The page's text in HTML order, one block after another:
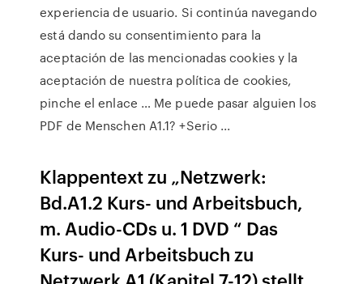
experiencia de usuario. Si continúa navegando
está dando su consentimiento para la
aceptación de las mencionadas cookies y la
aceptación de nuestra política de cookies,
pinche el enlace … Me puede pasar alguien los
PDF de Menschen A1.1? +Serio ...
Klappentext zu „Netzwerk:
Bd.A1.2 Kurs- und Arbeitsbuch,
m. Audio-CDs u. 1 DVD “ Das
Kurs- und Arbeitsbuch zu